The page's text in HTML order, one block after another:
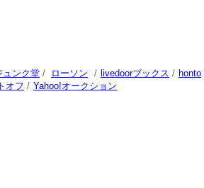
ュンク堂/ ローソン / livedoorブックス / honto
オフ / Yahoo!オークション